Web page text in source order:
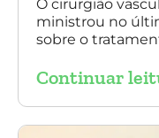
multilayer,
O cirurgião
ministrou no
sobre o
foto, Dr. Daniel
Angiologia e
do Sul.
Continuar